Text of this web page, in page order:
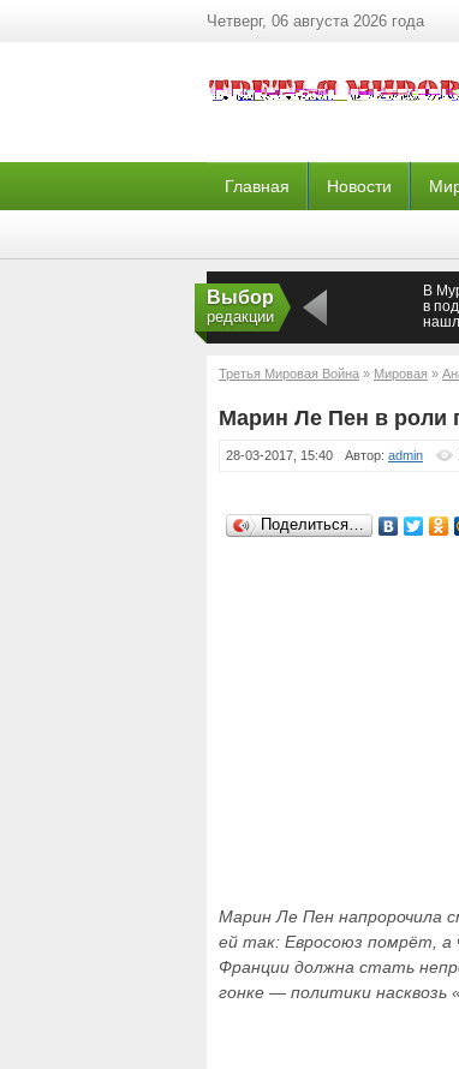
Четверг, 06 августа 2026 года
Главная Новости
Выбор
редакции
В
в
Третья Мировая Война » Мировая »
Марин Ле Пен в роли
28-03-2017, 15:40 Автор: admin
Поделиться…
Марин Ле Пен напророчила
ей так: Евросоюз помрёт, а
Франции должна стать
гонке — политики насквозь